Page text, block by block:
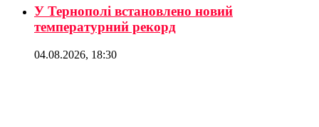
У Тернополі встановлено новий
температурний рекорд
04.08.2026, 18:30